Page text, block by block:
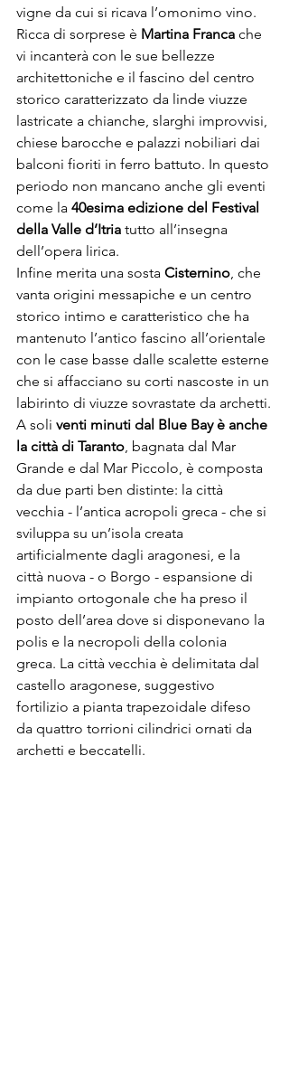
vigne da cui si ricava l’omonimo vino.
Ricca di sorprese è Martina Franca che
vi incanterà con le sue bellezze
architettoniche e il fascino del centro
storico caratterizzato da linde viuzze
lastricate a chianche, slarghi improvvisi,
chiese barocche e palazzi nobiliari dai
balconi fioriti in ferro battuto. In questo
periodo non mancano anche gli eventi
come la 40esima edizione del Festival
della Valle d’Itria tutto all’insegna
dell’opera lirica.
Infine merita una sosta Cisternino, che
vanta origini messapiche e un centro
storico intimo e caratteristico che ha
mantenuto l’antico fascino all’orientale
con le case basse dalle scalette esterne
che si affacciano su corti nascoste in un
labirinto di viuzze sovrastate da archetti.
A soli venti minuti dal Blue Bay è anche
la città di Taranto, bagnata dal Mar
Grande e dal Mar Piccolo, è composta
da due parti ben distinte: la città
vecchia - l’antica acropoli greca - che si
sviluppa su un’isola creata
artificialmente dagli aragonesi, e la
città nuova - o Borgo - espansione di
impianto ortogonale che ha preso il
posto dell’area dove si disponevano la
polis e la necropoli della colonia
greca. La città vecchia è delimitata dal
castello aragonese, suggestivo
fortilizio a pianta trapezoidale difeso
da quattro torrioni cilindrici ornati da
archetti e beccatelli.